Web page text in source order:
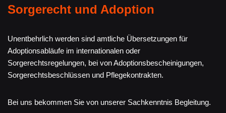
Sorgerecht und Adoption
Unentbehrlich werden sind amtliche Übersetzungen für
Adoptionsabläufe im internationalen oder
Sorgerechtsregelungen, bei von Adoptionsbescheinigungen,
Sorgerechtsbeschlüssen und Pflegekontrakten.
Bei uns bekommen Sie von unserer Sachkenntnis Begleitung.